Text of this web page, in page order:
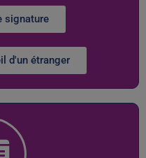
signature
d'un étranger